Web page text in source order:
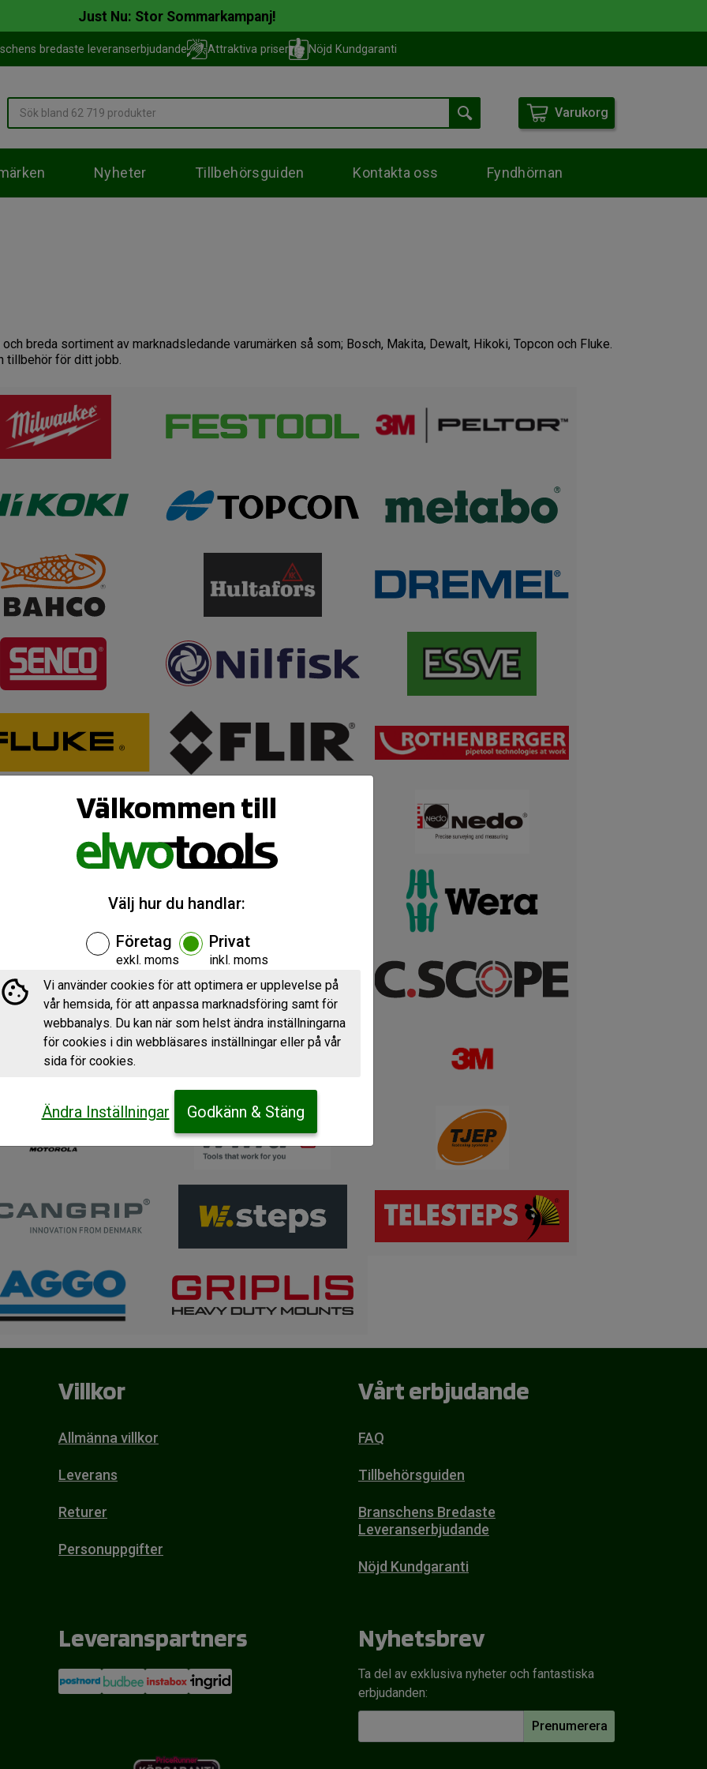
Just Nu: Stor Sommarkampanj!
bredaste leveranserbjudande Attraktiva priser Nöjd Kundgaranti
Varukorg
Nyheter Tillbehörsguiden Kontakta oss Fyndhörnan
breda sortiment av marknadsledande varumärken så som; Bosch, Makita, Dewalt, Hikoki, Topcon och Fluke.
tillbehör för ditt jobb.
Villkor
Allmänna villkor
Leverans
Returer
Personuppgifter
Vårt erbjudande
FAQ
Tillbehörsguiden
Branschens Bredaste
Leveranserbjudande
Nöjd Kundgaranti
Leveranspartners Nyhetsbrev
Ta del av exklusiva nyheter och fantastiska
erbjudanden:
Prenumerera
Välkommen till
Välj hur du handlar:
Företag
exkl. moms
Privat
inkl. moms
Vi använder cookies för att optimera er upplevelse på
vår hemsida, för att anpassa marknadsföring samt för
webbanalys. Du kan när som helst ändra inställningarna
för cookies i din webbläsares inställningar eller på vår
sida för cookies.
Ändra Inställningar Godkänn & Stäng